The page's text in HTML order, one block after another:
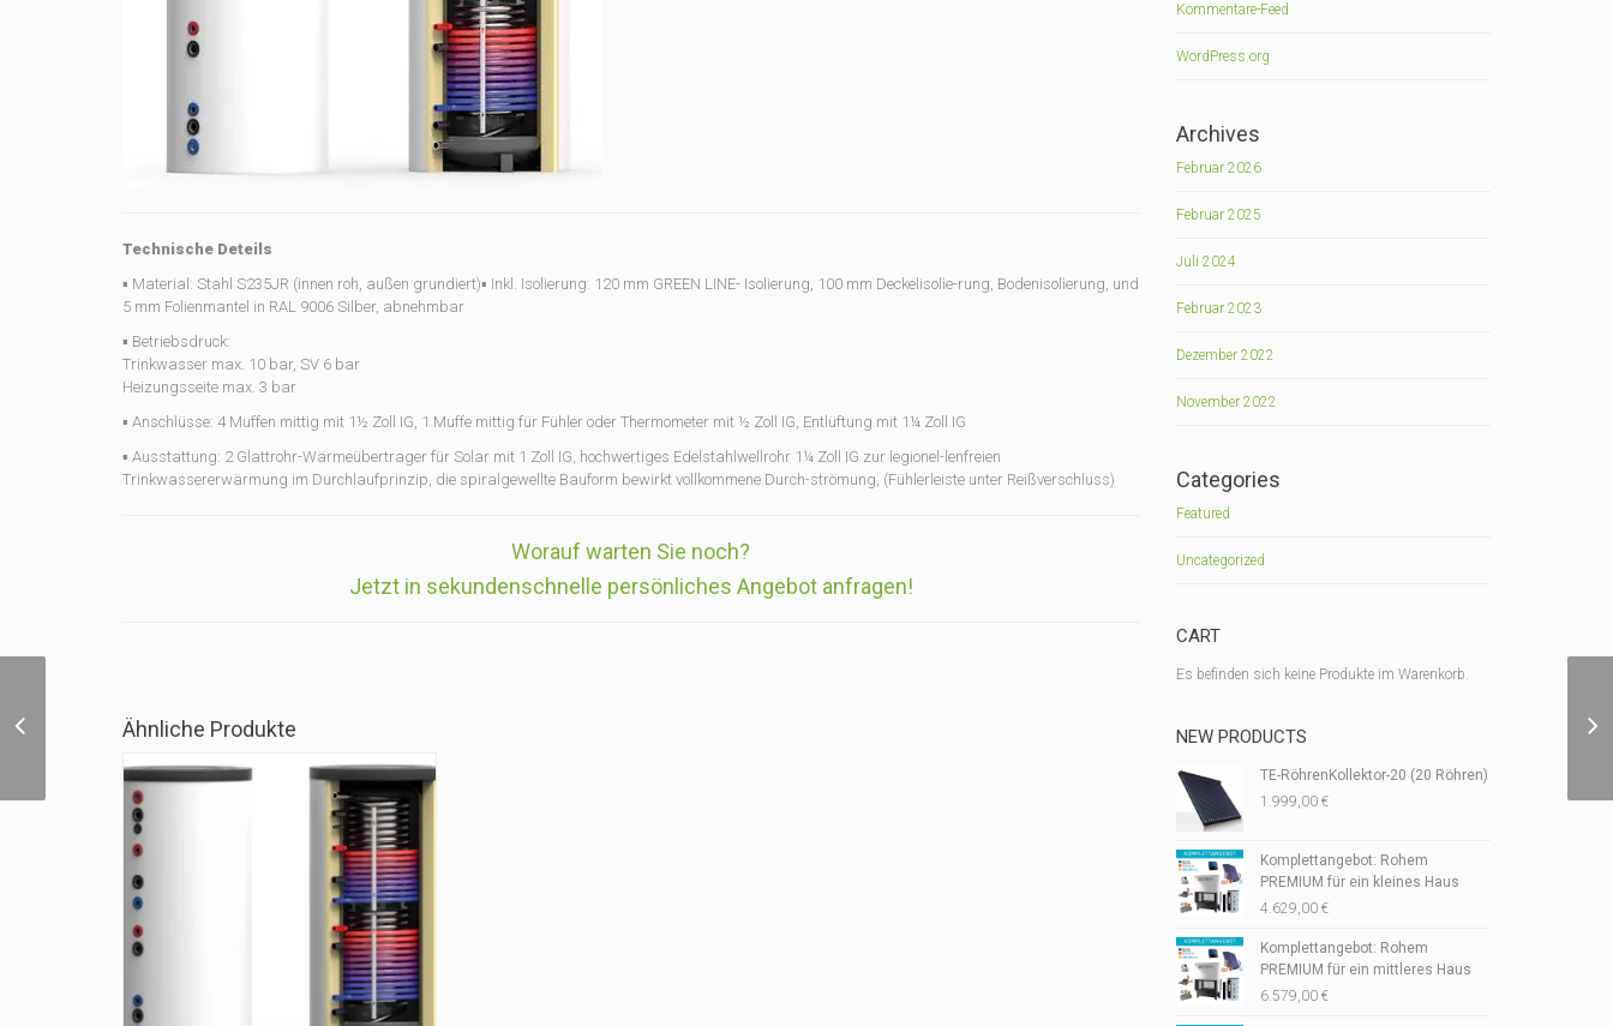
Technische Deteils
▪ Material: Stahl S235JR (innen roh, außen grundiert)▪ Inkl. Isolierung: 120 mm GREEN LINE- Isolierung, 100 mm Deckelisolie-rung, Bodenisolierung, und
5 mm Folienmantel in RAL 9006 Silber, abnehmbar
▪ Betriebsdruck:
Trinkwasser max. 10 bar, SV 6 bar
Heizungsseite max. 3 bar
▪ Anschlüsse: 4 Muffen mittig mit 1½ Zoll IG, 1 Muffe mittig für Fühler oder Thermometer mit ½ Zoll IG, Entlüftung mit 1¼ Zoll IG
▪ Ausstattung: 2 Glattrohr-Wärmeübertrager für Solar mit 1 Zoll IG, hochwertiges Edelstahlwellrohr 1¼ Zoll IG zur legionel-lenfreien
Trinkwassererwärmung im Durchlaufprinzip, die spiralgewellte Bauform bewirkt vollkommene Durch-strömung, (Fühlerleiste unter Reißverschluss)
Worauf warten Sie noch?
Jetzt in sekundenschnelle persönliches Angebot anfragen!
Ähnliche Produkte
Kommentare-Feed
WordPress.org
Archives
Februar 2026
Februar 2025
Juli 2024
Februar 2023
Dezember 2022
November 2022
Categories
Featured
Uncategorized
CART
Es befinden sich keine Produkte im Warenkorb.
NEW PRODUCTS
TE-RöhrenKollektor-20 (20 Röhren)
1.999,00 €
Komplettangebot: Rohem
PREMIUM für ein kleines Haus
4.629,00 €
Komplettangebot: Rohem
PREMIUM für ein mittleres Haus
6.579,00 €
2W slim 825 mit Green